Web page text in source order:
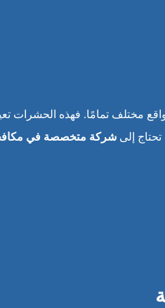
مختلف تمامًا. فهذه الحشرات
إلى شركة متخصصة في